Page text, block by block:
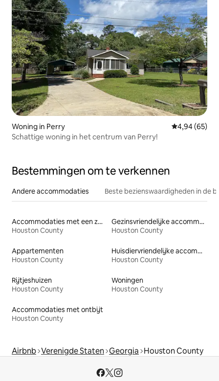
Woning in Perry Gemiddelde
4,94 (65)
Schattige woning in het centrum van Perry!
Bestemmingen om te verkennen
Andere accommodaties Beste bezienswaardigheden in de
Accommodaties met een zwembad
Houston County
Gezinsvriendelijke accommodaties
Houston County
Appartementen
Houston County
Huisdiervriendelijke accommodaties
Houston County
Rijtjeshuizen
Houston County
Woningen
Houston County
Accommodaties met ontbijt
Houston County
Airbnb Verenigde Staten Georgia Houston County